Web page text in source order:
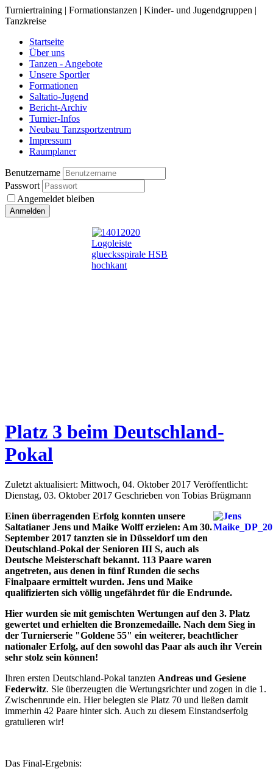
Turniertraining | Formationstanzen | Kinder- und Jugendgruppen |
Tanzkreise
Startseite
Über uns
Tanzen - Angebote
Unsere Sportler
Formationen
Saltatio-Jugend
Bericht-Archiv
Turnier-Infos
Neubau Tanzsportzentrum
Impressum
Raumplaner
Benutzername
Passwort
Angemeldet bleiben
Platz 3 beim Deutschland-
Pokal
Zuletzt aktualisiert: Mittwoch, 04. Oktober 2017 Veröffentlicht:
Dienstag, 03. Oktober 2017 Geschrieben von Tobias Brügmann
Einen überragenden Erfolg konnten unsere
Saltatianer Jens und Maike Wolff erzielen: Am 30.
September 2017 tanzten sie in Düsseldorf um den
Deutschland-Pokal der Senioren III S, auch als
Deutsche Meisterschaft bekannt. 113 Paare waren
angetreten, aus denen in fünf Runden die sechs
Finalpaare ermittelt wurden. Jens und Maike
qualifizierten sich völlig ungefährdet für die Endrunde.
Hier wurden sie mit gemischten Wertungen auf den 3. Platz
gewertet und erhielten die Bronzemedaille. Nach dem Sieg in
der Turnierserie "Goldene 55" ein weiterer, beachtlicher
nationaler Erfolg, auf den sowohl das Paar als auch ihr Verein
sehr stolz sein können!
Ihren ersten Deutschland-Pokal tanzten Andreas und Gesiene
Federwitz. Sie überzeugten die Wertungsrichter und zogen in die 1.
Zwischenrunde ein. Hier belegten sie Platz 70 und ließen damit
immerhin 42 Paare hinter sich. Auch zu diesem Einstandserfolg
gratulieren wir!
Das Final-Ergebnis: